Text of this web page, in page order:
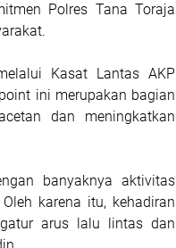
Polres Tana Toraja
Kasat Lantas AKP
ini merupakan bagian
dan meningkatkan
banyaknya aktivitas
karena itu, kehadiran
arus lalu lintas dan